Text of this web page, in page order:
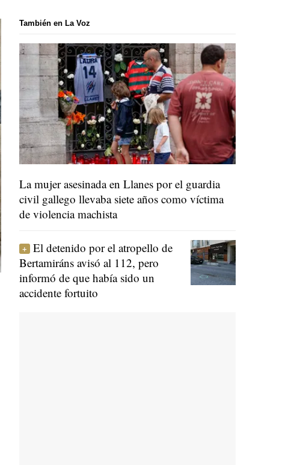
También en La Voz
La mujer asesinada en Llanes por el guardia
civil gallego llevaba siete años como víctima
de violencia machista
El detenido por el atropello de
Bertamiráns avisó al 112, pero
informó de que había sido un
accidente fortuito